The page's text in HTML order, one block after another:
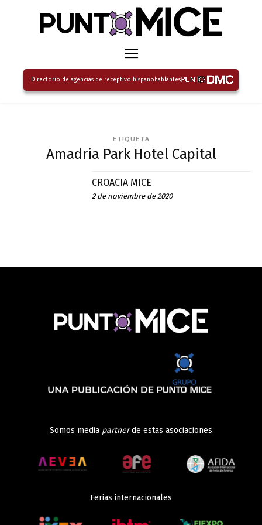
Directorio de agencias de receptivo hispanohablantes
ETIQUETA
Amadria Park Hotel Capital
CROACIA MICE
2 de noviembre de 2020
Somos media partnerde estas asociaciones
Ferias internacionales